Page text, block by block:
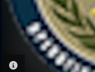
PHOTO